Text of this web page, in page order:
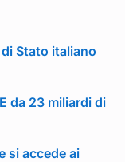
Stato italiano
da 23 miliardi di
si accede ai